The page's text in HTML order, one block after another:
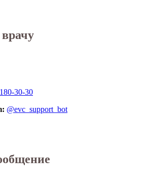
30-30
@evc_support_bot